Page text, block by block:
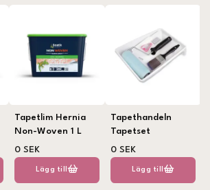
Tapetlim Hernia
Non-Woven 1 L
0 SEK
Lägg till
Tapethandeln
Tapetset
0 SEK
Lägg till